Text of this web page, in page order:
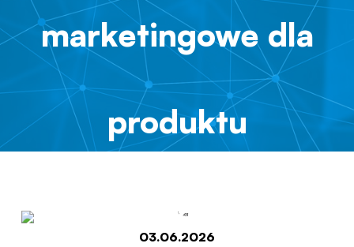
marketingowe dla
produktu
kosmetycznego
03.06.2026